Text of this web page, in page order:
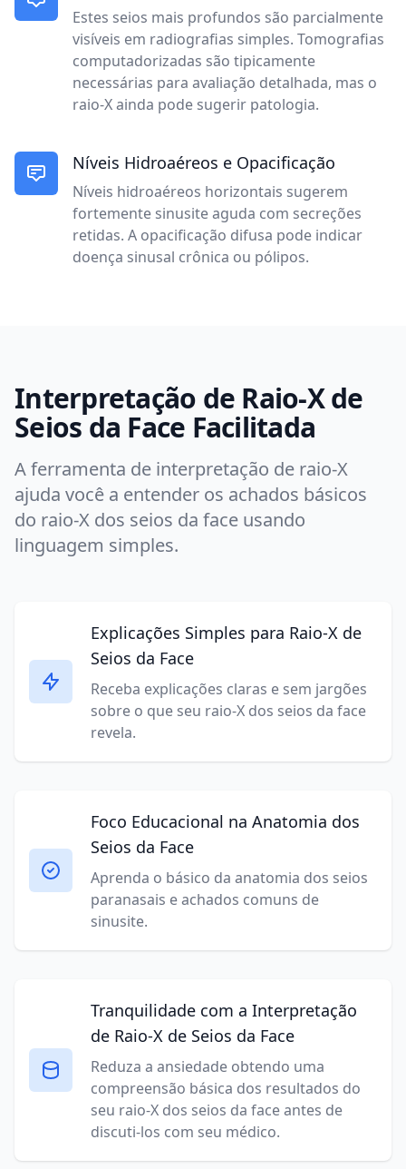
Estes seios mais profundos são parcialmente
visíveis em radiografias simples. Tomografias
computadorizadas são tipicamente
necessárias para avaliação detalhada, mas o
raio-X ainda pode sugerir patologia.
Níveis Hidroaéreos e Opacificação
Níveis hidroaéreos horizontais sugerem
fortemente sinusite aguda com secreções
retidas. A opacificação difusa pode indicar
doença sinusal crônica ou pólipos.
Interpretação de Raio-X de
Seios da Face Facilitada
A ferramenta de interpretação de raio-X
ajuda você a entender os achados básicos
do raio-X dos seios da face usando
linguagem simples.
Explicações Simples para Raio-X de
Seios da Face
Receba explicações claras e sem jargões
sobre o que seu raio-X dos seios da face
revela.
Foco Educacional na Anatomia dos
Seios da Face
Aprenda o básico da anatomia dos seios
paranasais e achados comuns de
sinusite.
Tranquilidade com a Interpretação
de Raio-X de Seios da Face
Reduza a ansiedade obtendo uma
compreensão básica dos resultados do
seu raio-X dos seios da face antes de
discuti-los com seu médico.